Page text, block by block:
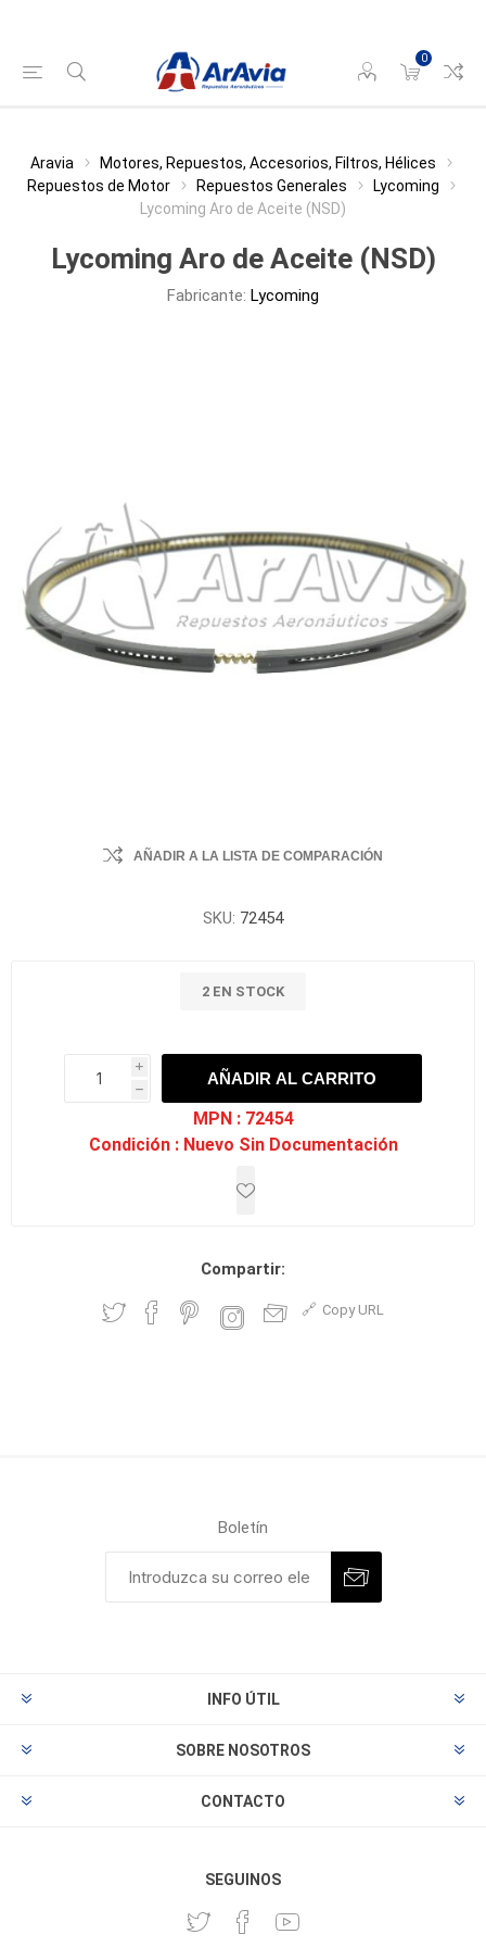
0
Aravia
Motores, Repuestos, Accesorios, Filtros, Hélices
Repuestos de Motor
Repuestos Generales
Lycoming
Lycoming Aro de Aceite (NSD)
Lycoming Aro de Aceite (NSD)
Fabricante: Lycoming
AÑADIR A LA LISTA DE COMPARACIÓN
SKU: 72454
2 EN STOCK
i
h
h
AÑADIR AL CARRITO
MPN : 72454
Condición : Nuevo Sin Documentación
Compartir:
Copy URL
Boletín
INFO ÚTIL
SOBRE NOSOTROS
CONTACTO
SEGUINOS